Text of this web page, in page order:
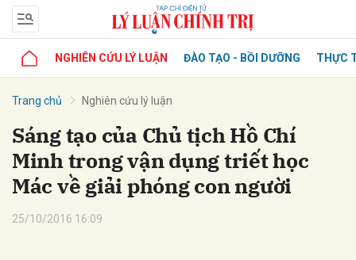
NGHIÊN CỨU LÝ LUẬN ĐÀO TẠO - BỒI DƯỠNG THỰC
Trang chủ Nghiên cứu lý luận
Sáng tạo của Chủ tịch Hồ Chí
Minh trong vận dụng triết học
Mác về giải phóng con người
25/10/2016 16:09